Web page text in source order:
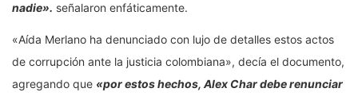
nadie». señalaron enfáticamente.
«Aída Merlano ha denunciado con lujo de detalles estos actos
de corrupción ante la justicia colombiana», decía el documento,
agregando que «por estos hechos, Alex Char debe renunciar